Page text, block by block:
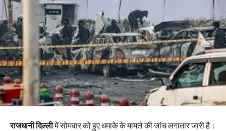
राजधानी दिल्लीमें सोमवार को हुए धमाके के मामले की जांच लगातार जारी है।